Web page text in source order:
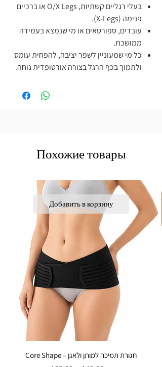
בעלי רגליים קשתיות, O/X Legs או ברכיים
פנימה (X-Legs).
עובדים, ספורטאים או מי שנמצא בעמידה
ממושכת.
כל מי שמעוניין לשפר יציבה, להפחית עומס
ולתמוך בכף הרגל בצורה אורטופדית נוחה.
Похожие товары
Добавить в корзину
Core Shape – חגורת תמיכה למותן ולאגן